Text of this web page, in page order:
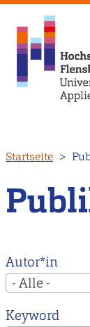
zum
Inhalt
Startseite
Autor*in
- Alle -
Keyword